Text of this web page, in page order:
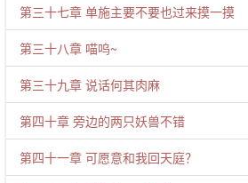
第三十七章 单施主要不要也过来摸一摸
第三十八章 喵呜~
第三十九章 说话何其肉麻
第四十章 旁边的两只妖兽不错
第四十一章 可愿意和我回天庭？